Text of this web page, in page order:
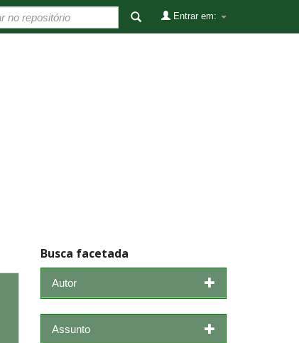
Entrar em:
Busca facetada
Autor
Assunto